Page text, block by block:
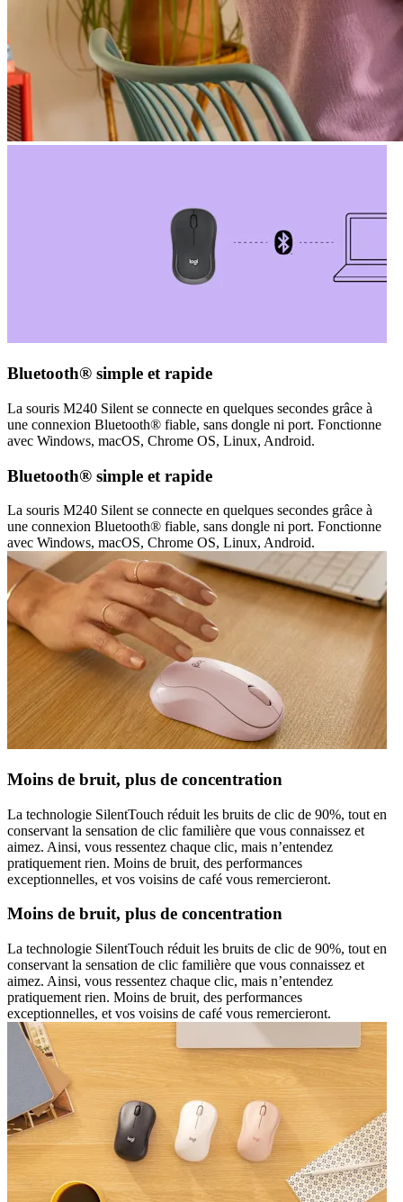
Bluetooth® simple et rapide
La souris M240 Silent se connecte en quelques secondes grâce à
une connexion Bluetooth® fiable, sans dongle ni port. Fonctionne
avec Windows, macOS, Chrome OS, Linux, Android.
Bluetooth® simple et rapide
La souris M240 Silent se connecte en quelques secondes grâce à
une connexion Bluetooth® fiable, sans dongle ni port. Fonctionne
avec Windows, macOS, Chrome OS, Linux, Android.
Moins de bruit, plus de concentration
La technologie SilentTouch réduit les bruits de clic de 90%, tout en
conservant la sensation de clic familière que vous connaissez et
aimez. Ainsi, vous ressentez chaque clic, mais n’entendez
pratiquement rien. Moins de bruit, des performances
exceptionnelles, et vos voisins de café vous remercieront.
Moins de bruit, plus de concentration
La technologie SilentTouch réduit les bruits de clic de 90%, tout en
conservant la sensation de clic familière que vous connaissez et
aimez. Ainsi, vous ressentez chaque clic, mais n’entendez
pratiquement rien. Moins de bruit, des performances
exceptionnelles, et vos voisins de café vous remercieront.